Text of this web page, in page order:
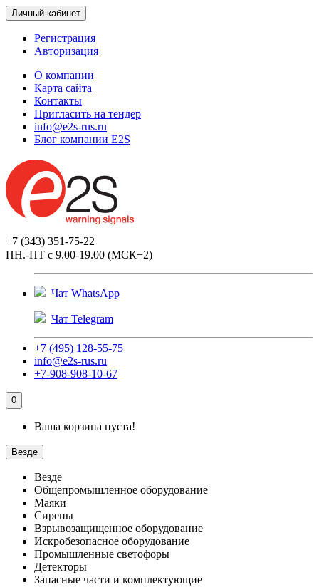
Личный кабинет
Регистрация
Авторизация
О компании
Карта сайта
Контакты
Пригласить на тендер
info@e2s-rus.ru
Блог компании E2S
+7 (343) 351-75-22
ПН.-ПТ с 9.00-19.00 (МСК+2)
Чат WhatsApp
Чат Telegram
+7 (495) 128-55-75
info@e2s-rus.ru
+7-908-908-10-67
0
Ваша корзина пуста!
Везде
Везде
Общепромышленное оборудование
Маяки
Сирены
Взрывозащищенное оборудование
Искробезопасное оборудование
Промышленные светофоры
Детекторы
Запасные части и комплектующие